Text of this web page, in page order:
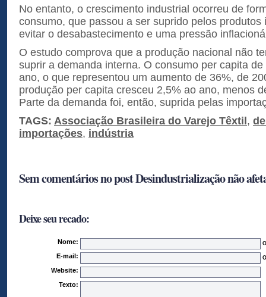
No entanto, o crescimento industrial ocorreu de
consumo, que passou a ser suprido pelos produtos
evitar o desabastecimento e uma pressão
O estudo comprova que a produção nacional não
suprir a demanda interna. O consumo per capita
ano, o que representou um aumento de 36%, de
produção per capita cresceu 2,5% ao ano, menos
Parte da demanda foi, então, suprida pelas
TAGS: Associação Brasileira do Varejo Têxtil ,
importações, indústria
Sem comentários no post Desindustrialização não
Deixe seu recado:
Nome:
E-mail:
Website:
Texto: